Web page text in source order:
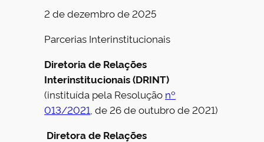
2 de dezembro de 2025
Parcerias Interinstitucionais
Diretoria de Relações
Interinstitucionais (DRINT)
(instituída pela Resolução nº
013/2021 , de 26 de outubro de 2021)
Diretora de Relações